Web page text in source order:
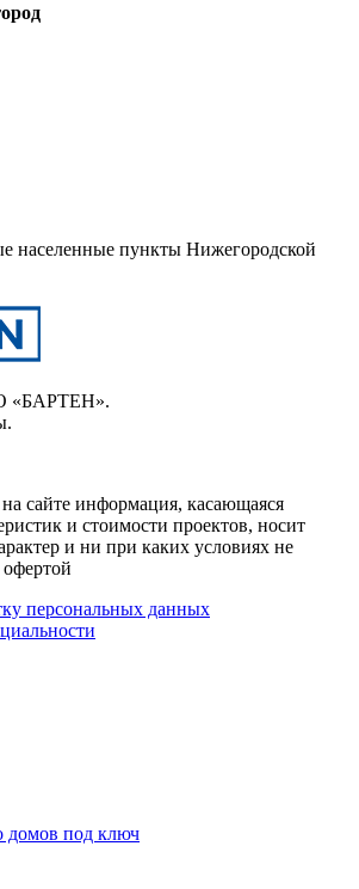
населенные пункты Нижегородской
«БАРТЕН».
сайте информация, касающаяся
и стоимости проектов, носит
и ни при каких условиях не
персональных данных
домов под ключ